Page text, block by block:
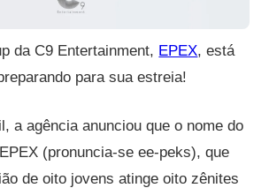
da C9 Entertainment, EPEX, está
para sua estreia!
a agência anunciou que o nome do
(pronuncia-se ee-peks), que
de oito jovens atinge oito zênites